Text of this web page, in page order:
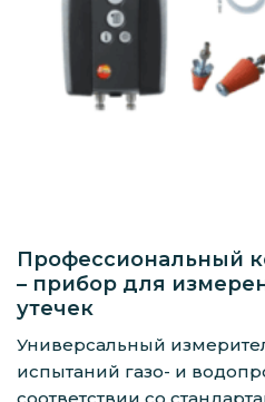
Профессиональный
– прибор для
утечек
Универсальный
испытаний газо- и